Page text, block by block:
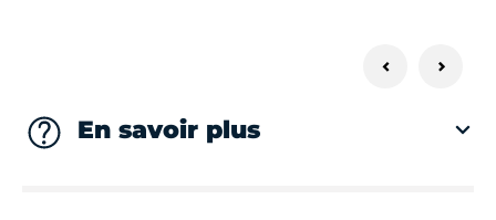
En savoir plus